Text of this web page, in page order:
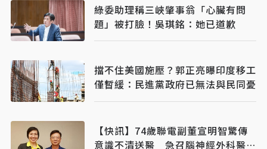
綠委助理稱三峽肇事翁「心臟有問
題」被打臉！吳琪銘：她已道歉
擋不住美國施壓？郭正亮曝印度移工
僅暫緩：民進黨政府已無法與民同憂
【快訊】74歲聯電副董宣明智驚傳
意識不清送醫 急召腦神經外科醫開